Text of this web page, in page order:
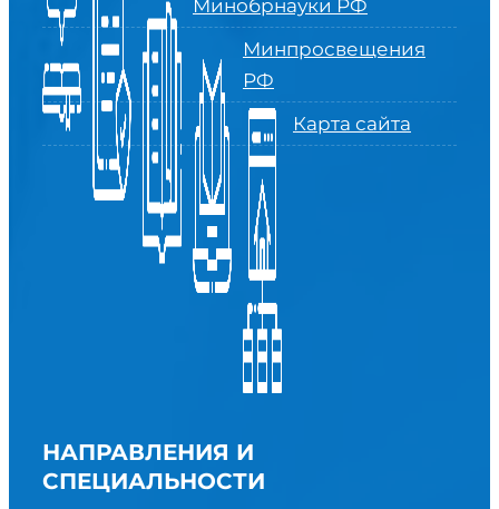
Минобрнауки РФ
Минпросвещения
РФ
Карта сайта
НАПРАВЛЕНИЯ И
СПЕЦИАЛЬНОСТИ